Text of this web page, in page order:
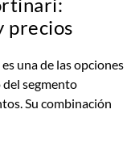
precios
una de las opciones
segmento
Su combinación